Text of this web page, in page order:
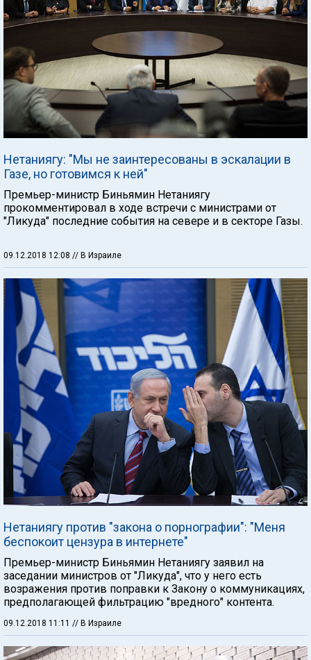
Нетаниягу: "Мы не заинтересованы в эскалации в
Газе, но готовимся к ней"
Премьер-министр Биньямин Нетаниягу
прокомментировал в ходе встречи с министрами от
"Ликуда" последние события на севере и в секторе Газы.
09.12.2018 12:08 // В Израиле
Нетаниягу против "закона о порнографии": "Меня
беспокоит цензура в интернете"
Премьер-министр Биньямин Нетаниягу заявил на
заседании министров от "Ликуда", что у него есть
возражения против поправки к Закону о коммуникациях,
предполагающей фильтрацию "вредного" контента.
09.12.2018 11:11 // В Израиле